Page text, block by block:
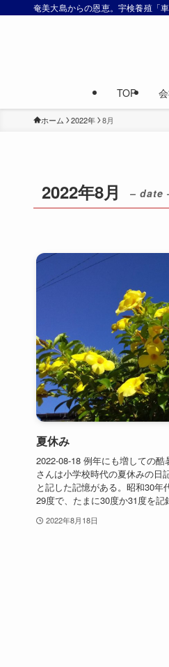
奄美大島からの恩恵。宇検養殖「車
TOP
ホーム 2022年 8月
2022年8月 – date
夏休み
2022-08-18 例年にも増しての
さんは小学校時代の夏休みの日
と記した記憶がある。昭和30
29度で、たまに30度か31度を記
2022年8月18日